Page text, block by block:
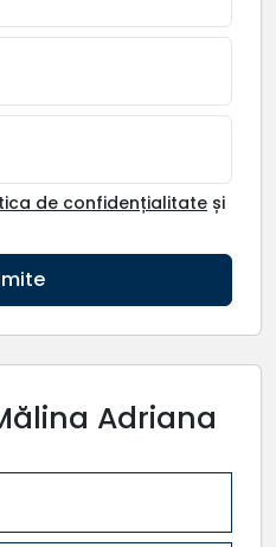
de confidențialitate și
Adriana